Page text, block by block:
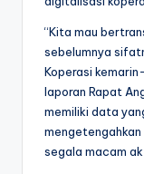
‎“Kita mau
sebelumnya
Koperasi
laporan Rapat
memiliki data
segala macam